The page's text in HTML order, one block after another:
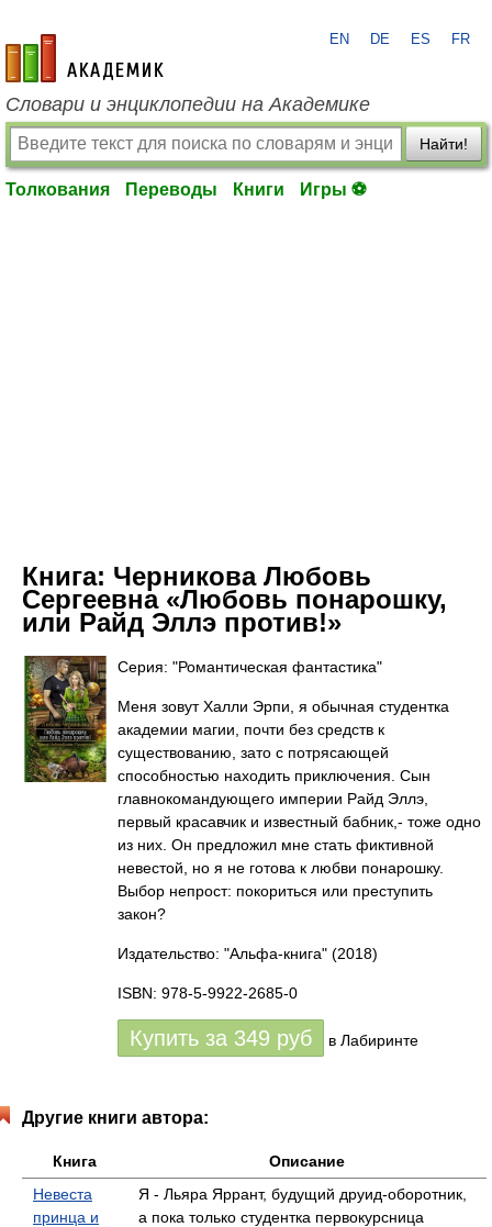
academic.ru
EN DE ES FR
Словари и энциклопедии на Академике
Найти!
Толкования Переводы Книги Игры ⚽
Книга: Черникова Любовь
Сергеевна «Любовь понарошку,
или Райд Эллэ против!»
Серия: "Романтическая фантастика"
Меня зовут Халли Эрпи, я обычная студентка
академии магии, почти без средств к
существованию, зато с потрясающей
способностью находить приключения. Сын
главнокомандующего империи Райд Эллэ,
первый красавчик и известный бабник,- тоже одно
из них. Он предложил мне стать фиктивной
невестой, но я не готова к любви понарошку.
Выбор непрост: покориться или преступить
закон?
Издательство: "Альфа-книга" (2018)
ISBN: 978-5-9922-2685-0
Купить за 349 руб в Лабиринте
Другие книги автора:
Книга
Описание
Невеста
принца и
Я - Льяра Яррант, будущий друид-оборотник,
а пока только студентка первокурсница